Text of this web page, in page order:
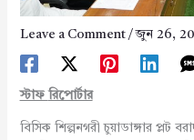
Leave a Comment /জুন 26,
স্টাফ রিপোর্টার
বিসিক শিল্পনগরী চুয়াডাঙ্গার প্লট